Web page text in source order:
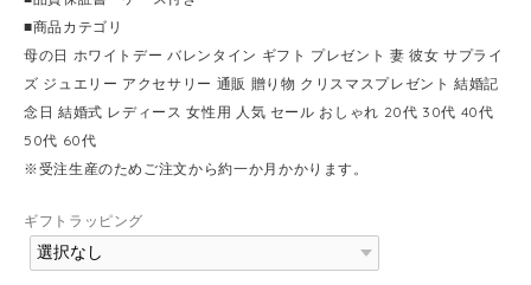
■商品カテゴリ
母の日 ホワイトデー バレンタイン ギフト プレゼント 妻 彼女 サプライ
ズ ジュエリー アクセサリー 通販 贈り物 クリスマスプレゼント 結婚記
念日 結婚式 レディース 女性用 人気 セール おしゃれ 20代 30代 40代
50代 60代
※受注生産のためご注文から約一か月かかります。
ギフトラッピング